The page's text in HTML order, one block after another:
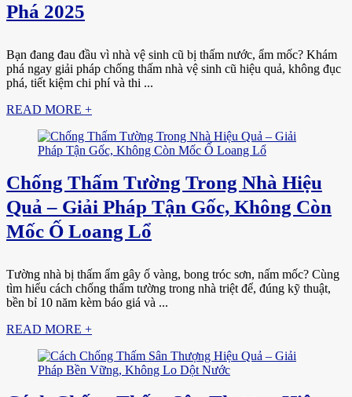
Phá 2025
Bạn đang đau đầu vì nhà vệ sinh cũ bị thấm nước, ẩm mốc? Khám
phá ngay giải pháp chống thấm nhà vệ sinh cũ hiệu quả, không đục
phá, tiết kiệm chi phí và thi ...
READ MORE +
Chống Thấm Tường Trong Nhà Hiệu
Quả – Giải Pháp Tận Gốc, Không Còn
Mốc Ố Loang Lổ
Tường nhà bị thấm ẩm gây ố vàng, bong tróc sơn, nấm mốc? Cùng
tìm hiểu cách chống thấm tường trong nhà triệt để, đúng kỹ thuật,
bền bỉ 10 năm kèm báo giá và ...
READ MORE +